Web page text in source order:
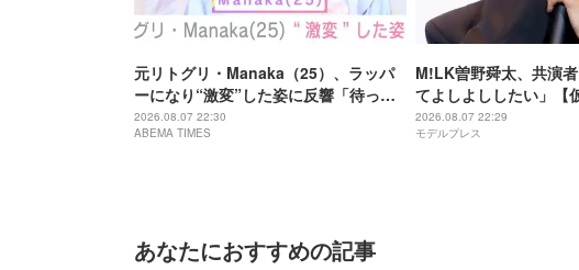
元リトグリ・Manaka（25）、ラッパ
ーになり“激変”した姿に反響「待っ
て」「昔から見てるけど 最近ずっと可
愛くなってる」
2026.08.07 22:30
ABEMA TIMES
M!LK曽野舜太、共演
てよしよししたい」【
ッツ さよならのミッシ
2026.08.07 22:29
モデルプレス
あなたにおすすめの記事